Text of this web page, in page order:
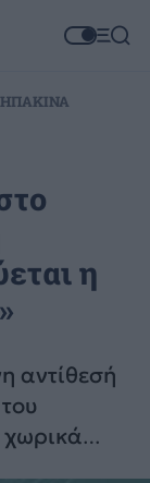
ΗΠΑΚΙΝΑ
η
αντίθεσή
χωρικά